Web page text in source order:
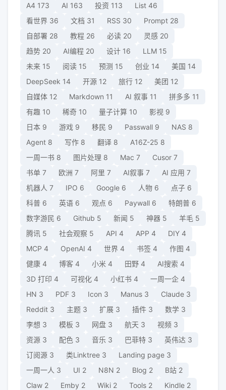
A4 173 AI 163 投资 113 List 46
看世界 36 文档 31 RSS 30 Prompt 28
自部署 28 教程 26 必读 20 灵感 20
趋势 20 AI编程 20 设计 16 LLM 15
未来 15 阅读 15 预测 15 创业 14 美国 14
DeepSeek 14 开源 12 旅行 12 美团 12
自媒体 12 Markdown 11 AI 叙事 11 拼多多 11
有趣 10 稀奇 10 量子计算 10 影视 9
日本 9 游戏 9 移民 9 Passwall 9 NAS 8
Agent 8 写作 8 翻译 8 A16Z-25 8
一周一书 8 图片处理 8 Mac 7 Cusor 7
书单 7 欧洲 7 阿里 7 AI叙事 7 AI 应用 7
机器人 7 IPO 6 Google 6 人物 6 点子 6
科普 6 英语 6 观点 6 Paywall 6 特朗普 6
数字游民 6 Github 5 新闻 5 神器 5 羊毛 5
腾讯 5 社会观察 5 API 4 APP 4 DIY 4
MCP 4 OpenAI 4 世界 4 书签 4 作图 4
健康 4 博客 4 小米 4 田野 4 AI搜索 4
3D 打印 4 可视化 4 小红书 4 一周一企 4
HN 3 PDF 3 Icon 3 Manus 3 Claude 3
Reddit 3 主题 3 扩展 3 插件 3 数学 3
李想 3 模板 3 网盘 3 航天 3 视频 3
资源 3 配色 3 音乐 3 巴菲特 3 英伟达 3
订阅源 3 类Linktree 3 Landing page 3
一周一人 3 UI 2 N8N 2 Blog 2 B站 2
Claw 2 Emby 2 Wiki 2 Tools 2 Kindle 2